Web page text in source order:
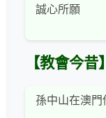
誠心所願
【教會今昔】
孫中山在澳門